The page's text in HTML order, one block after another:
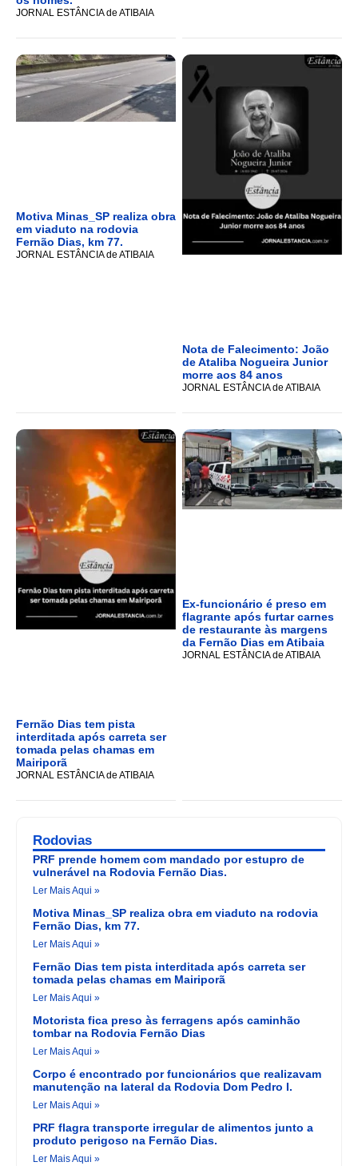
JORNAL ESTÂNCIA de ATIBAIA
Motiva Minas_SP realiza obra
em viaduto na rodovia
Fernão Dias, km 77.
JORNAL ESTÂNCIA de ATIBAIA
Nota de Falecimento: João
de Ataliba Nogueira Junior
morre aos 84 anos
JORNAL ESTÂNCIA de ATIBAIA
Fernão Dias tem pista
interditada após carreta ser
tomada pelas chamas em
Mairiporã
JORNAL ESTÂNCIA de ATIBAIA
Ex-funcionário é preso em
flagrante após furtar carnes
de restaurante às margens
da Fernão Dias em Atibaia
JORNAL ESTÂNCIA de ATIBAIA
Rodovias
PRF prende homem com mandado por estupro de
vulnerável na Rodovia Fernão Dias.
Ler Mais Aqui »
Motiva Minas_SP realiza obra em viaduto na rodovia
Fernão Dias, km 77.
Ler Mais Aqui »
Fernão Dias tem pista interditada após carreta ser
tomada pelas chamas em Mairiporã
Ler Mais Aqui »
Motorista fica preso às ferragens após caminhão
tombar na Rodovia Fernão Dias
Ler Mais Aqui »
Corpo é encontrado por funcionários que realizavam
manutenção na lateral da Rodovia Dom Pedro I.
Ler Mais Aqui »
PRF flagra transporte irregular de alimentos junto a
produto perigoso na Fernão Dias.
Ler Mais Aqui »